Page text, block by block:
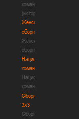
команда
(история)
Женские
сборные
Женские
сборные
Национальная
команда
Национальная
команда
Сборные
3х3
Сборные